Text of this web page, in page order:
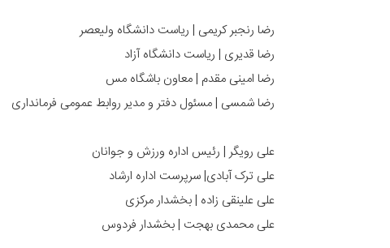
رضا رنجبر کریمی | ریاست دانشگاه ولیعصر
رضا قدیری | ریاست دانشگاه آزاد
رضا امینی مقدم | معاون باشگاه مس
رضا شمسی | مسئول دفتر و مدیر روابط عمومی فرمانداری
علی رویگر | رئیس اداره ورزش و جوانان
علی ترک آبادی| سرپرست اداره ارشاد
علی علینقی زاده | بخشدار مرکزی
علی محمدی بهجت | بخشدار فردوس